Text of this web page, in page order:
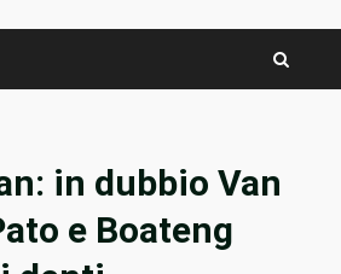
in dubbio Van
e Boateng